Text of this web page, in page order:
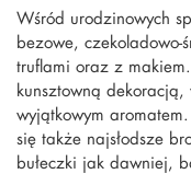
Wśród urodzinowych
bezowe,
truflami oraz z
kunsztowną dekoracją,
wyjątkowym
się także najsłodsze
bułeczki jak dawniej,